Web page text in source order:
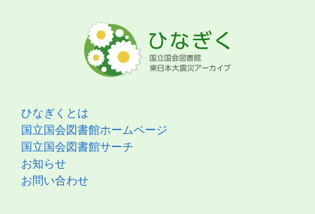
ひなぎくとは
国立国会図書館ホームページ
国立国会図書館サーチ
お知らせ
お問い合わせ